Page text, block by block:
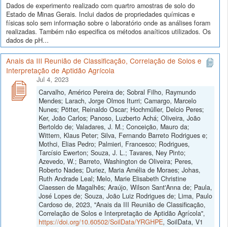
Dados de experimento realizado com quartro amostras de solo do
Estado de Minas Gerais. Inclui dados de propriedades químicas e
físicas solo sem informação sobre o laboratório onde as análises foram
realizadas. Também não especifica os métodos anaíticos utilizados. Os
dados de pH...
Anais da III Reunião de Classificação, Correlação de Solos e
Interpretação de Aptidão Agrícola
Jul 4, 2023
Carvalho, Américo Pereira de; Sobral Filho, Raymundo
Mendes; Larach, Jorge Olmos Iturri; Camargo, Marcelo
Nunes; Pötter, Reinaldo Oscar; Hochmüller, Delcio Peres;
Ker, João Carlos; Panoso, Luzberto Achá; Oliveira, João
Bertoldo de; Valadares, J. M.; Conceição, Mauro da;
Wittern, Klaus Peter; Silva, Fernando Barreto Rodrigues e;
Mothci, Elias Pedro; Palmieri, Francesco; Rodrigues,
Tarcísio Ewerton; Souza, J. L.; Tavares, Ney Pinto;
Azevedo, W.; Barreto, Washington de Oliveira; Peres,
Roberto Nades; Duriez, Maria Amélia de Moraes; Johas,
Ruth Andrade Leal; Melo, Marie Elisabeth Christine
Claessen de Magalhẽs; Araújo, Wilson Sant'Anna de; Paula,
José Lopes de; Souza, João Luiz Rodrigues de; Lima, Paulo
Cardoso de, 2023, "Anais da III Reunião de Classificação,
Correlação de Solos e Interpretação de Aptidão Agrícola",
https://doi.org/10.60502/SoilData/YRGHPE, SoilData, V1